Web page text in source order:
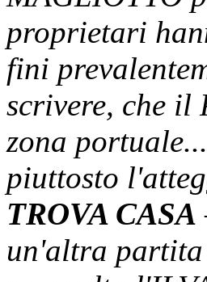
proprietari
fini
scrivere, che il
zona
piuttosto
TROVA CASA
un'altra